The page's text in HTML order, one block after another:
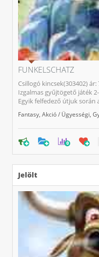
FUNKELSCHATZ
Csillogó kincsek(303402)
Izgalmas gyűjtögető játék
Egyik felfedező útjuk során
Fantasy Akció / Ügyességi
0
Jelölt